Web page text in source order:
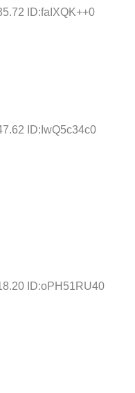
ID:faIXQK++0
ID:IwQ5c34c0
ID:oPH51RU40